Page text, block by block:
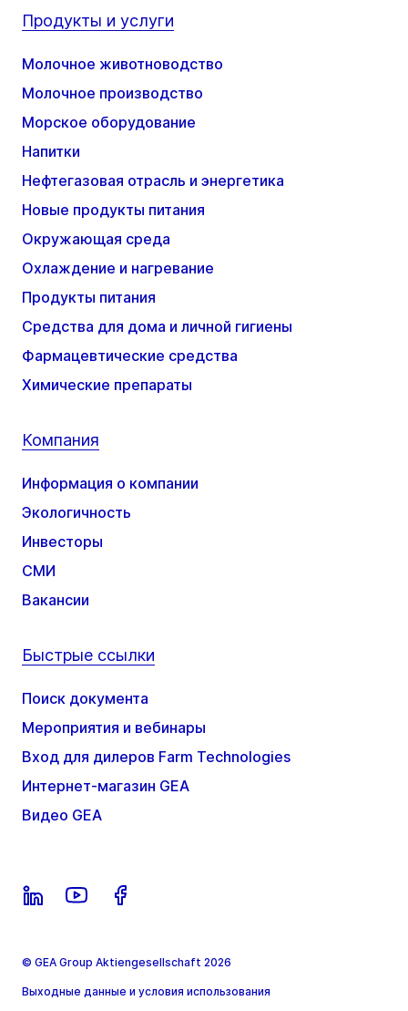
Продукты и услуги
Молочное животноводство
Молочное производство
Морское оборудование
Напитки
Нефтегазовая отрасль и энергетика
Новые продукты питания
Окружающая среда
Охлаждение и нагревание
Продукты питания
Средства для дома и личной гигиены
Фармацевтические средства
Химические препараты
Компания
Информация о компании
Экологичность
Инвесторы
СМИ
Вакансии
Быстрые ссылки
Поиск документа
Мероприятия и вебинары
Вход для дилеров Farm Technologies
Интернет-магазин GEA
Видео GEA
© GEA Group Aktiengesellschaft 2026
Выходные данные и условия использования